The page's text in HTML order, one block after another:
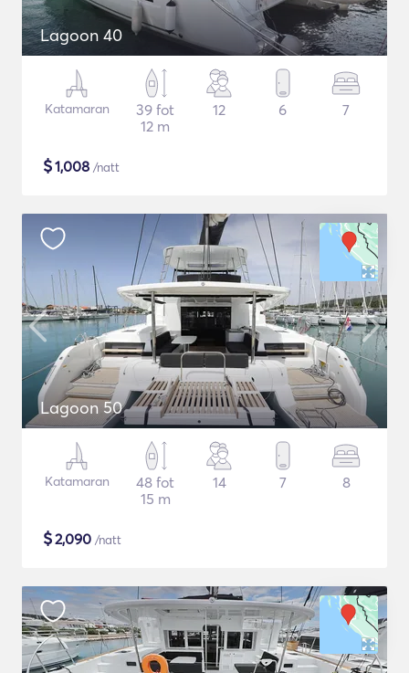
Lagoon 40
Katamaran
39 fot
12 m
12 6 7
$1,008 /natt
Lagoon 50
Katamaran
48 fot
15 m
14 7 8
$2,090 /natt